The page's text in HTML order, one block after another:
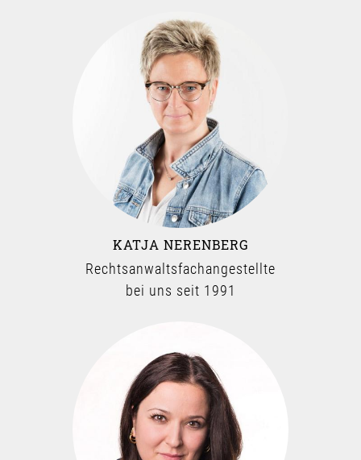
KATJA NERENBERG
Rechtsanwaltsfachangestellte
bei uns seit 1991